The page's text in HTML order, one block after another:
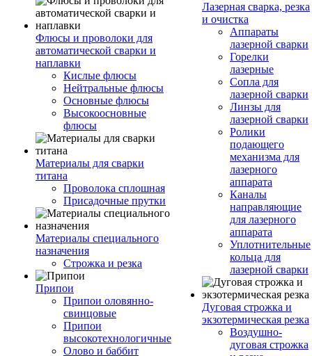
Флюсы и проволоки для
автоматической сварки и
наплавки
Кислые флюсы
Нейтральные флюсы
Основные флюсы
Высокоосновные
флюсы
Материалы для сварки
титана
Проволока сплошная
Присадочные прутки
Материалы специального
назначения
Строжка и резка
Припои
Припои оловянно-
свинцовые
Припои
высокотехнологичные
Олово и баббит
Лазерная сварка, резка
и очистка
Аппараты
лазерной сварки
Горелки
лазерные
Сопла для
лазерной сварки
Линзы для
лазерной сварки
Ролики
подающего
механизма для
лазерного
аппарата
Каналы
направляющие
для лазерного
аппарата
Уплотнительные
кольца для
лазерной сварки
Дуговая строжка и
экзотермическая резка
Воздушно-
дуговая строжка